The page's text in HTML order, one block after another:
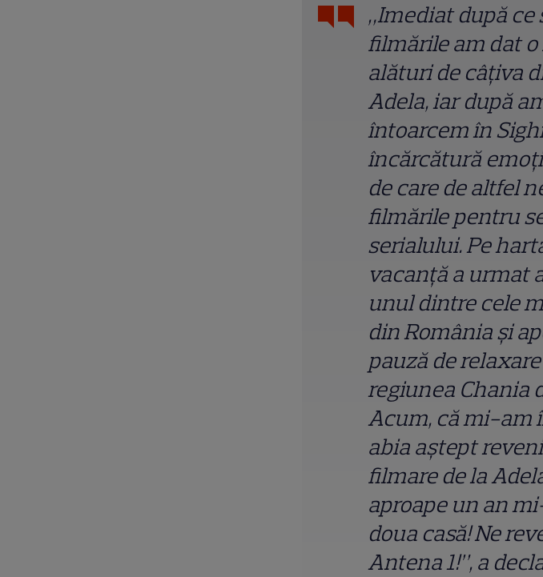
„Imediat după
filmările am dat o
alături de câţiva
Adela, iar după
întoarcem în
încărcătură
de care de altfel
filmările pentru
serialului. Pe
vacanţă a urmat
unul dintre cele
din România şi
pauză de
regiunea Chania
Acum, că mi-am
abia aştept
filmare de la
aproape un an
doua casă! Ne
Antena 1!”, a